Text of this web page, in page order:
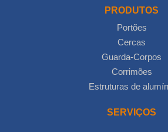
PRODUTOS
Portões
Cercas
Guarda-Corpos
Corrimões
Estruturas de
SERVIÇOS